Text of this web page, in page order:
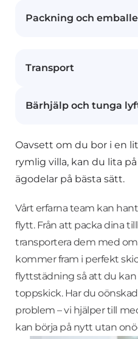
Vi hjälper dig att
till att dina möbler
Packning och
Allt från ömtåliga
packas och
dina ägodelar under
Transport
Med våra moderna
till ditt nya hem,
Stockholm eller till
Bärhjälp och tunga
Våra starka och
att även tunga och
säkert. Vi tar hand
kassaskåp.
Oavsett om du bor i en
rymlig villa, kan du lita
ägodelar på bästa sätt.
Vårt erfarna team kan
flytt. Från att packa dina
transportera dem med
kommer fram i perfekt
flyttstädning så att du
toppskick. Har du
problem – vi hjälper till
kan börja på nytt utan